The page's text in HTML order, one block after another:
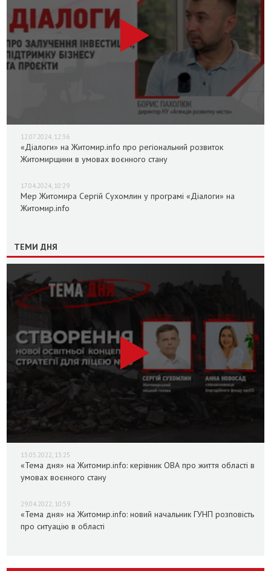
12.07.2024, 12:36
«Діалоги» на Житомир.info про регіональний розвиток
Житомирщини в умовах воєнного стану
17.04.2024, 10:29
Мер Житомира Сергій Сухомлин у програмі «Діалоги» на
Житомир.info
ТЕМИ ДНЯ
13.05.2022, 13:25
«Тема дня» на Житомир.info: керівник ОВА про життя області в
умовах воєнного стану
29.04.2022, 10:59
«Тема дня» на Житомир.info: новий начальник ГУНП розповість
про ситуацію в області